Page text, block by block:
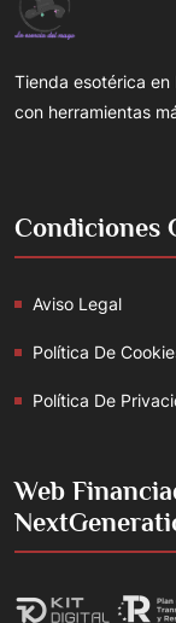
Tienda esotérica en
con herramientas
Condiciones
Aviso Legal
Política De
Política De
Web